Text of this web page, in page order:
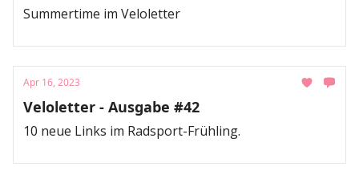
Summertime im Veloletter
Apr 16, 2023
Veloletter - Ausgabe #42
10 neue Links im Radsport-Frühling.